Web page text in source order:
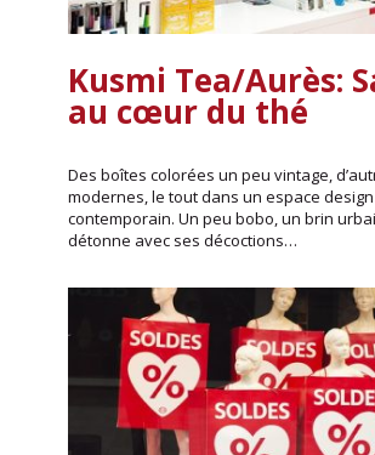
Kusmi Tea/Aurès:
au cœur du thé
Des boîtes colorées un peu vintage,
modernes, le tout dans un espace
contemporain. Un peu bobo, un brin
détonne avec ses décoctions…